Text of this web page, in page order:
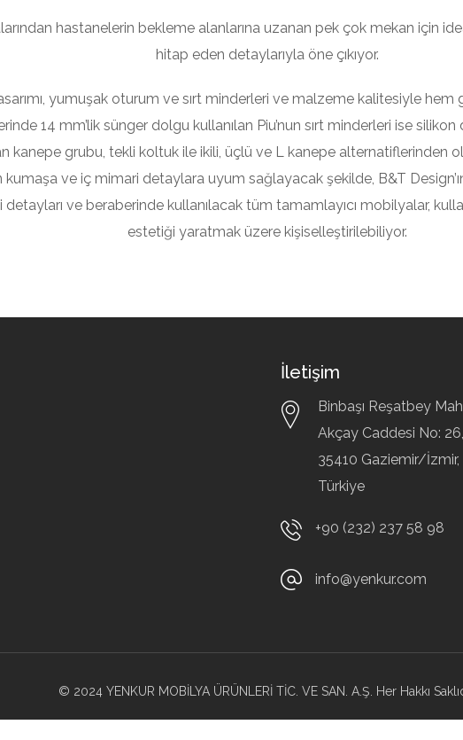
hastanelerin bekleme alanlarına uzanan pek çok mekan için
hitap eden detaylarıyla öne çıkıyor.
yumuşak oturum ve sırt minderleri ve malzeme kalitesiyle
14 mm’lik sünger dolgu kullanılan Piu’nun sırt minderleri ise
kanepe grubu, tekli koltuk ile ikili, üçlü ve L kanepe alternatiflerinden
kumaşa ve iç mimari detaylara uyum sağlayacak şekilde, B&T
ve beraberinde kullanılacak tüm tamamlayıcı mobilyalar,
estetiği yaratmak üzere kişiselleştirilebiliyor.
İletişim
Binbaşı Reşatbey
Akçay Caddesi No: 26,
35410 Gaziemir/İzmir,
Türkiye
+90 (232) 237 58 98
info@yenkur.com
© 2024 YENKUR MOBİLYA ÜRÜNLERİ TİC. VE SAN. A.Ş. Her Hakkı